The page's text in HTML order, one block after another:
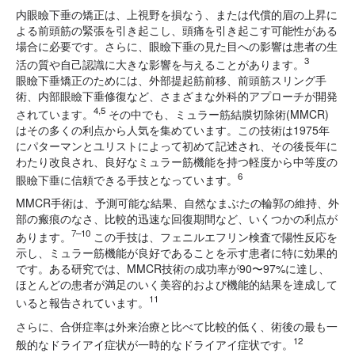
内眼瞼下垂の矯正は、上視野を損なう、または代償的眉の上昇に
よる前頭筋の緊張を引き起こし、頭痛を引き起こす可能性がある
場合に必要です。さらに、眼瞼下垂の見た目への影響は患者の生
活の質や自己認識に大きな影響を与えることがあります。
3
眼瞼下垂矯正のためには、外部提起筋前移、前頭筋スリング手
術、内部眼瞼下垂修復など、さまざまな外科的アプローチが開発
されています。
4,5 その中でも、ミュラー筋結膜切除術(MMCR)
はその多くの利点から人気を集めています。この技術は1975年
にパターマンとユリストによって初めて記述され、その後長年に
わたり改良され、良好なミュラー筋機能を持つ軽度から中等度の
眼瞼下垂に信頼できる手技となっています。
6
MMCR手術は、予測可能な結果、自然なまぶたの輪郭の維持、外
部の瘢痕のなさ、比較的迅速な回復期間など、いくつかの利点が
あります。
7–10 この手技は、フェニルエフリン検査で陽性反応を
示し、ミュラー筋機能が良好であることを示す患者に特に効果的
です。ある研究では、MMCR技術の成功率が90〜97%に達し、
ほとんどの患者が満足のいく美容的および機能的結果を達成して
いると報告されています。
11
さらに、合併症率は外来治療と比べて比較的低く、術後の最も一
般的なドライアイ症状が一時的なドライアイ症状です。
12